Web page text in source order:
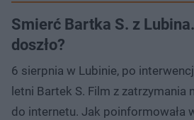
Smierć Bartka S. z
doszło?
6 sierpnia w Lubinie, po
letni Bartek S. Film z zatrzymania
do internetu. Jak poinformowała